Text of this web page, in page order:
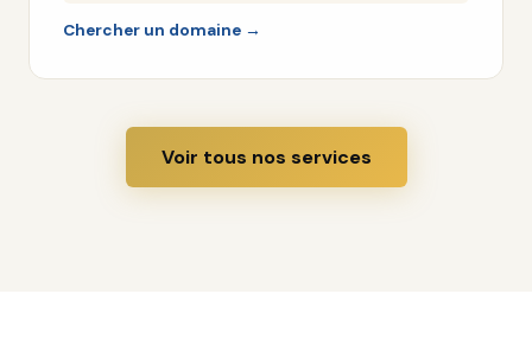
Chercher un domaine →
Voir tous nos services